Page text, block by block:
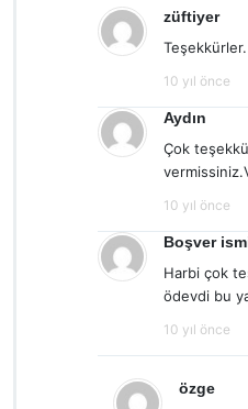
züftiyer
10 yıl önce
Aydın
Çok
10 yıl önce
Boşver
Harbi çok
ödevdi bu
10 yıl önce
özge